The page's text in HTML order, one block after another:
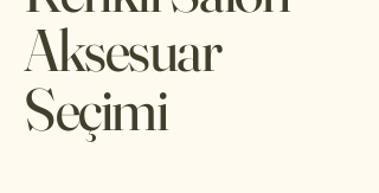
Aksesuar
Seçimi